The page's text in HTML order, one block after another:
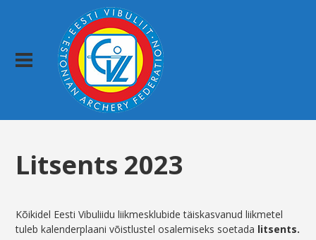
Litsents 2023
Kõikidel Eesti Vibuliidu liikmesklubide täiskasvanud liikmetel
tuleb kalenderplaani võistlustel osalemiseks soetada litsents.